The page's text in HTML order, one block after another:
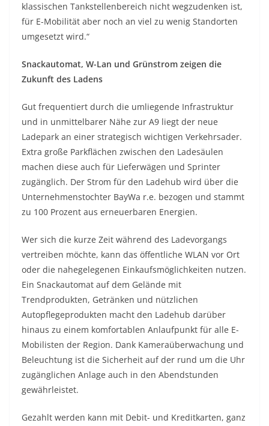
klassischen Tankstellenbereich nicht wegzudenken ist,
für E-Mobilität aber noch an viel zu wenig Standorten
umgesetzt wird.“
Snackautomat, W-Lan und Grünstrom zeigen die
Zukunft des Ladens
Gut frequentiert durch die umliegende Infrastruktur
und in unmittelbarer Nähe zur A9 liegt der neue
Ladepark an einer strategisch wichtigen Verkehrsader.
Extra große Parkflächen zwischen den Ladesäulen
machen diese auch für Lieferwägen und Sprinter
zugänglich. Der Strom für den Ladehub wird über die
Unternehmenstochter BayWa r.e. bezogen und stammt
zu 100 Prozent aus erneuerbaren Energien.
Wer sich die kurze Zeit während des Ladevorgangs
vertreiben möchte, kann das öffentliche WLAN vor Ort
oder die nahegelegenen Einkaufsmöglichkeiten nutzen.
Ein Snackautomat auf dem Gelände mit
Trendprodukten, Getränken und nützlichen
Autopflegeprodukten macht den Ladehub darüber
hinaus zu einem komfortablen Anlaufpunkt für alle E-
Mobilisten der Region. Dank Kameraüberwachung und
Beleuchtung ist die Sicherheit auf der rund um die Uhr
zugänglichen Anlage auch in den Abendstunden
gewährleistet.
Gezahlt werden kann mit Debit- und Kreditkarten, ganz